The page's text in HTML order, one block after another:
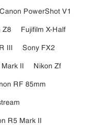
Canon PowerShot V1
Z8
Fujifilm X-Half
III
Sony FX2
II
Nikon Zf
RF 85mm
R5 Mark II